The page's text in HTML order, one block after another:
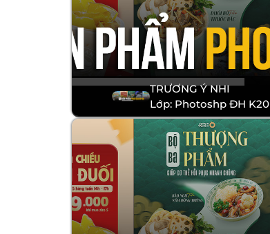
TRƯƠNG Ý NHI
Lớp: Photoshp ĐH K20